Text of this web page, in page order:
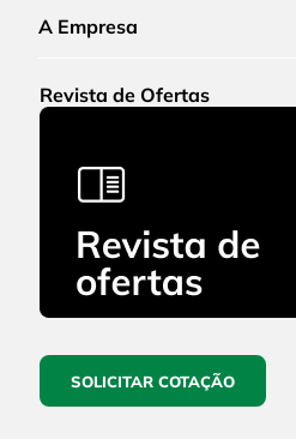
A Empresa
Revista de Ofertas
SOLICITAR COTAÇÃO